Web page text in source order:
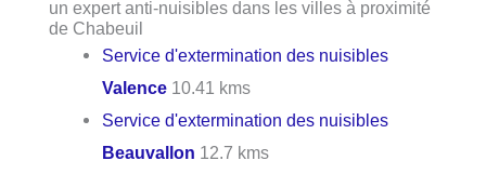
un expert anti-nuisibles dans les villes à proximité
de Chabeuil
Service d'extermination des nuisibles
Valence 10.41 kms
Service d'extermination des nuisibles
Beauvallon 12.7 kms